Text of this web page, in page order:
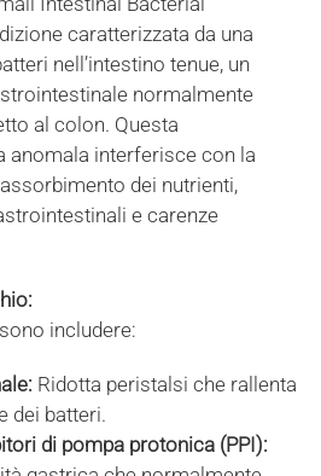
caratterizzata da una
nell’intestino tenue, un
normalmente
al colon. Questa
anomala interferisce con la
dei nutrienti,
e carenze
includere:
Ridotta peristalsi che rallenta
dei batteri.
di pompa protonica (PPI):